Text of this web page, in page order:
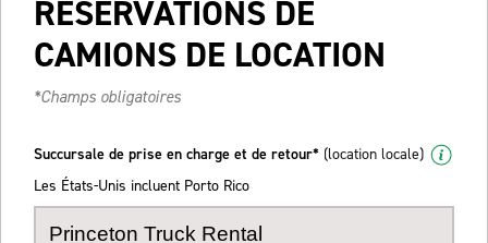
RÉSERVATIONS DE
CAMIONS DE LOCATION
*Champs obligatoires
Succursale de prise en charge et de retour* (location locale)
Les États-Unis incluent Porto Rico